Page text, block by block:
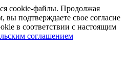
cookie-файлы. Продолжая
вы подтверждаете свое согласие
в соответствии с настоящим
соглашением